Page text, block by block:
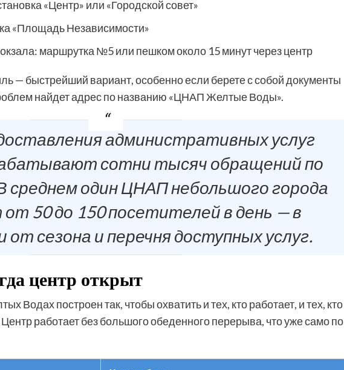
«Центр» или «Городской совет»
«Площадь Независимости»
маршрутка №5 или пешком около 15 минут через центр
— быстрейший вариант, особенно если берете с собой документы
найдет адрес по названию «ЦНАП Желтые Воды».
административных услуг
сотни тысяч обращений по
среднем один ЦНАП небольшого города
50 до 150 посетителей в день — в
от сезона и перечня доступных услуг.
центр открыт
Водах построен так, чтобы охватить и тех, кто работает, и тех, кто
Центр работает без большого обеденного перерыва, что уже само по